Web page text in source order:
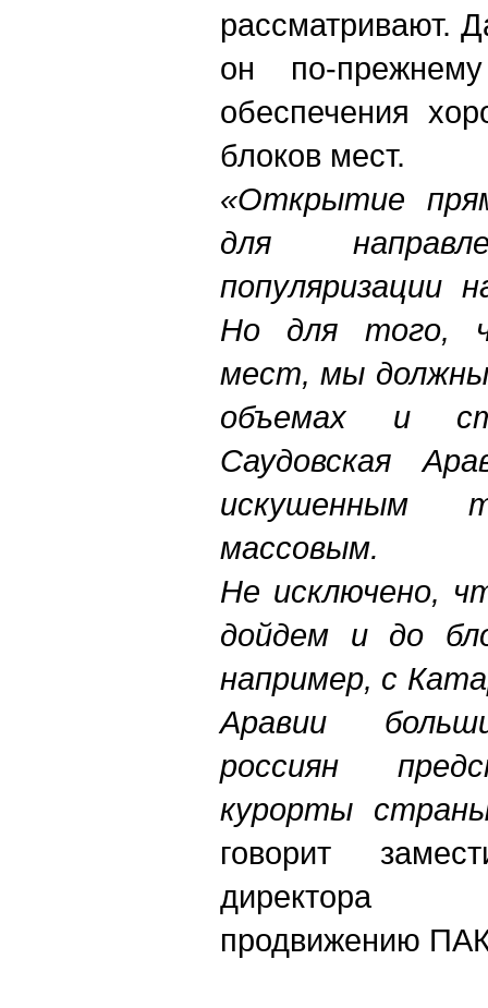
рассматривают.
он по-
обеспечения
блоков мест.
«Открытие
для
популяризации
Но для того,
мест, мы
объемах и
Саудовская
массовым.
Не исключено,
дойдем и до
например, с
Аравии
россиян
курорты
говорит
продвижению